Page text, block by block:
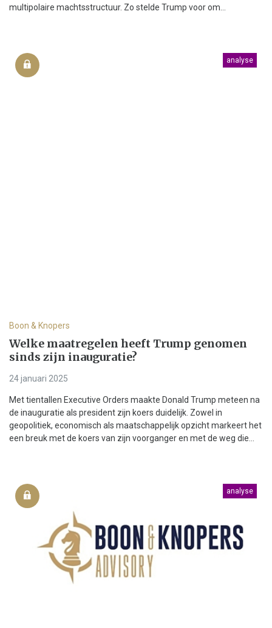
multipolaire machtsstructuur. Zo stelde Trump voor om...
analyse
Boon & Knopers
Welke maatregelen heeft Trump genomen
sinds zijn inauguratie?
24 januari 2025
Met tientallen Executive Orders maakte Donald Trump meteen na
de inauguratie als president zijn koers duidelijk. Zowel in
geopolitiek, economisch als maatschappelijk opzicht markeert het
een breuk met de koers van zijn voorganger en met de weg die...
analyse